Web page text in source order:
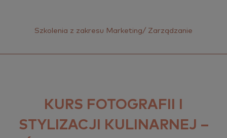
Szko­le­nia z za­kre­su Mar­ke­ting/ Za­rzą­dza­nie
KURS FOTOGRAFII I
STYLIZACJI KULINARNEJ –